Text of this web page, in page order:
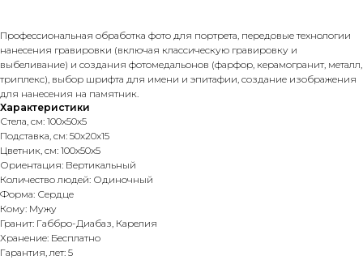
Профессиональная обработка фото для портрета, передовые технологии
нанесения гравировки (включая классическую гравировку и
выбеливание) и создания фотомедальонов (фарфор, керамогранит, металл,
триплекс), выбор шрифта для имени и эпитафии, создание изображения
для нанесения на памятник.
Характеристики
Стела, см: 100х50х5
Подставка, см: 50х20х15
Цветник, см: 100х50х5
Ориентация: Вертикальный
Количество людей: Одиночный
Форма: Сердце
Кому: Мужу
Гранит: Габбро-Диабаз, Карелия
Хранение: Бесплатно
Гарантия, лет: 5